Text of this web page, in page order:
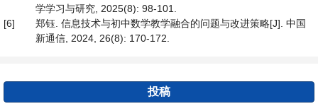
学学习与研究, 2025(8): 98-101.
[6]
郑钰. 信息技术与初中数学教学融合的问题与改进策略[J]. 中国
新通信, 2024, 26(8): 170-172.
投稿